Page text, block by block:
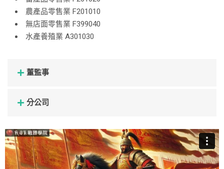
農產品零售業 F201010
無店面零售業 F399040
水產養殖業 A301030
董監事
分公司